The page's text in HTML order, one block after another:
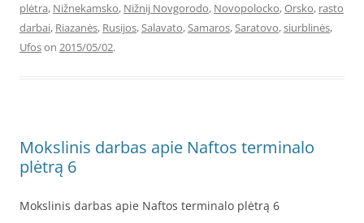
plėtra, Nižnekamsko, Nižnij Novgorodo, Novopolocko,Orsko, rasto
darbai, Riazanės, Rusijos,Salavato,Samaros,Saratovo,siurblinės,
Ufoson 2015/05/02.
Mokslinis darbas apie Naftos terminalo
plėtrą 6
Mokslinis darbas apie Naftos terminalo plėtrą 6